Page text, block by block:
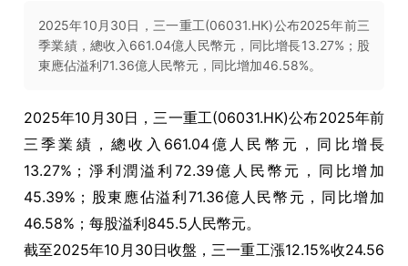
2025年10月30日，三一重工(06031.HK)公布2025年前三
季業績，總收入661.04億人民幣元，同比增長13.27%；股
東應佔溢利71.36億人民幣元，同比增加46.58%。
2025年10月30日，三一重工(06031.HK)公布2025年前
三季業績，總收入661.04億人民幣元，同比增長
13.27%；淨利潤溢利72.39億人民幣元，同比增加
45.39%；股東應佔溢利71.36億人民幣元，同比增加
46.58%；每股溢利845.5人民幣元。
截至2025年10月30日收盤，三一重工漲12.15%收24.56